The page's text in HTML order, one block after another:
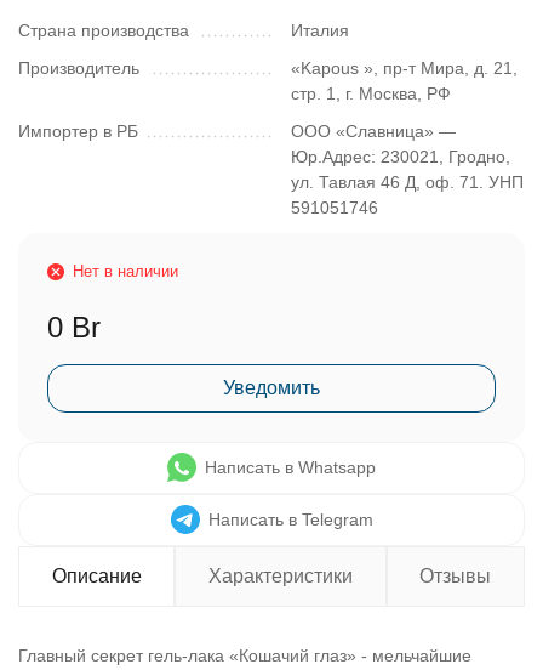
Страна производства
Италия
Производитель
«Kapous », пр-т Мира, д. 21,
стр. 1, г. Москва, РФ
Импортер в РБ
ООО «Славница» —
Юр.Адрес: 230021, Гродно,
ул. Тавлая 46 Д, оф. 71. УНП
591051746
Нет в наличии
0 Br
Уведомить
Написать в Whatsapp
Написать в Telegram
Описание Характеристики Отзывы
Главный секрет гель-лака «Кошачий глаз» - мельчайшие